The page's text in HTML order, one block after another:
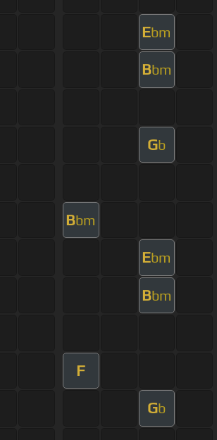
Ebm
Bbm
Gb
Bbm
Ebm
Bbm
F
Gb